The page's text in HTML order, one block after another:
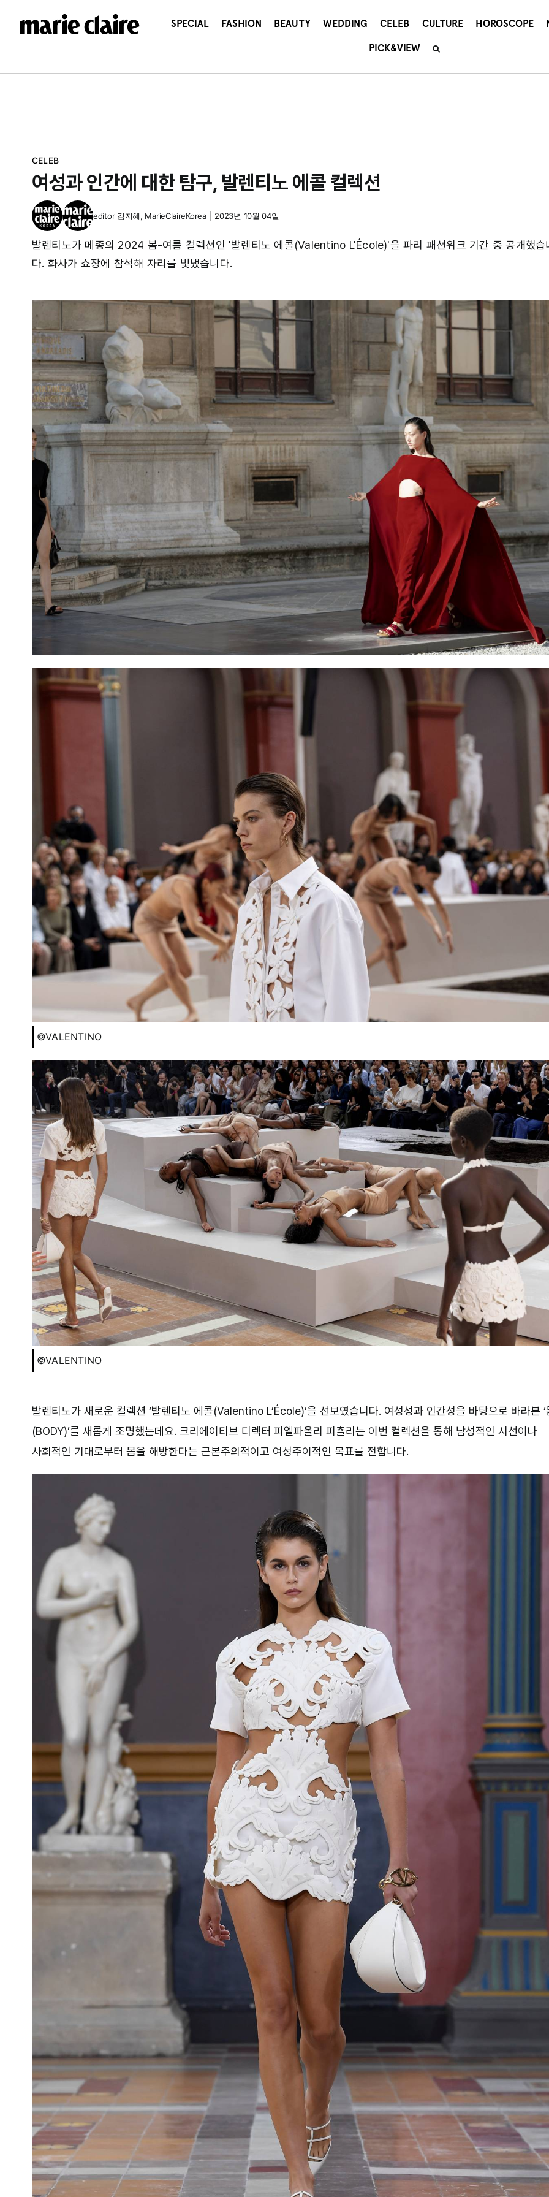
건
SPECIAL FASHION BEAUTY WEDDING CELEB CULTURE HOROSCOPE
PICK&VIEW
CELEB
여성과 인간에 대한 탐구, 발렌티노 에콜 컬렉션
editor 김지혜, MarieClaireKorea 2023년 10월 04일
발렌티노가 메종의 2024 봄-여름 컬렉션인 '발렌티노 에콜(Valentino L'École)'을 파리 패션위크 기간 중 공개했습
다. 화사가 쇼장에 참석해 자리를 빛냈습니다.
©VALENTINO
©VALENTINO
발렌티노가 새로운 컬렉션 ‘발렌티노 에콜(Valentino L’École)’을 선보였습니다. 여성성과 인간성을 바탕으로 바라본 ‘
(BODY)’를 새롭게 조명했는데요. 크리에이티브 디렉터 피엘파올리 피춀리는 이번 컬렉션을 통해 남성적인 시선이나
사회적인 기대로부터 몸을 해방한다는 근본주의적이고 여성주이적인 목표를 전합니다.